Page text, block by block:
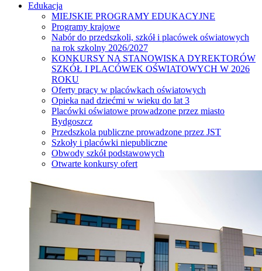
Edukacja
MIEJSKIE PROGRAMY EDUKACYJNE
Programy krajowe
Nabór do przedszkoli, szkół i placówek oświatowych
na rok szkolny 2026/2027
KONKURSY NA STANOWISKA DYREKTORÓW
SZKÓŁ I PLACÓWEK OŚWIATOWYCH W 2026
ROKU
Oferty pracy w placówkach oświatowych
Opieka nad dziećmi w wieku do lat 3
Placówki oświatowe prowadzone przez miasto
Bydgoszcz
Przedszkola publiczne prowadzone przez JST
Szkoły i placówki niepubliczne
Obwody szkół podstawowych
Otwarte konkursy ofert